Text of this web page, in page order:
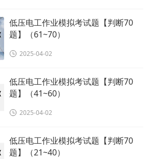
低压电工作业模拟考试题【判断70
题】（61~70）
2025-04-02
低压电工作业模拟考试题【判断70
题】（41~60）
2025-04-02
低压电工作业模拟考试题【判断70
题】（21~40）